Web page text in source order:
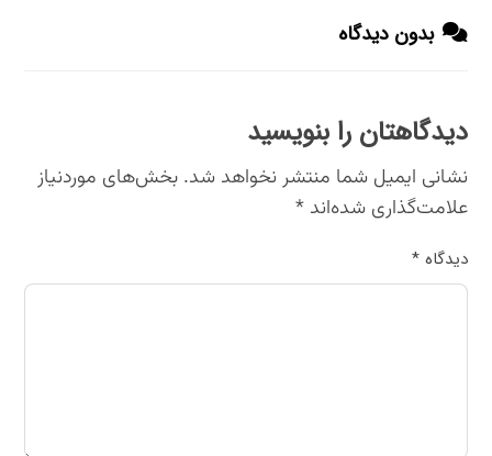
بدون دیدگاه
دیدگاهتان را بنویسید
نشانی ایمیل شما منتشر نخواهد شد. بخش‌های موردنیاز
علامت‌گذاری شده‌اند*
دیدگاه*